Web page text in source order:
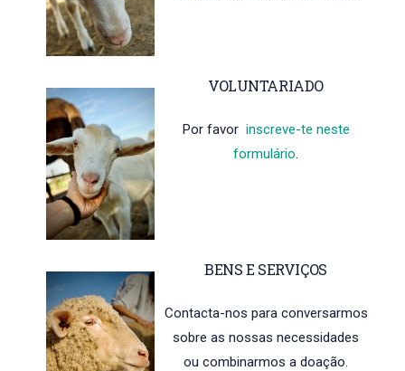
VOLUNTARIADO
Por favor inscreve-te neste
formulário.
BENS E SERVIÇOS
Contacta-nos para conversarmos
sobre as nossas necessidades
ou combinarmos a doação.